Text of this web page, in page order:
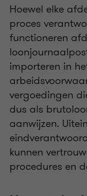
Hoewel elke
proces
functioneren
importeren in
vergoedingen
dus als
aanwijzen.
kunnen
procedures en